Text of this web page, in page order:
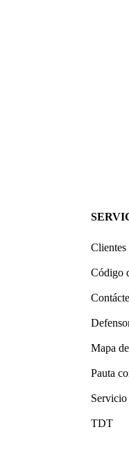
Clientes
Código
Mapa
Pauta
TDT